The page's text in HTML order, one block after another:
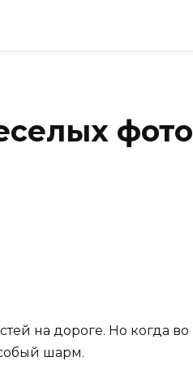
фото
на дороге. Но когда во
шарм.